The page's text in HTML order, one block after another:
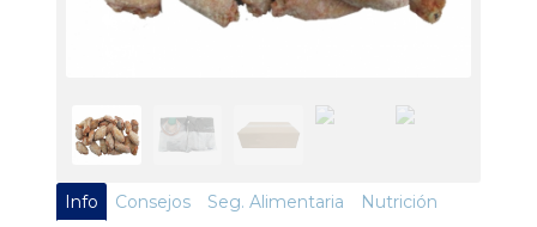
Info Consejos Seg. Alimentaria
Nutrición